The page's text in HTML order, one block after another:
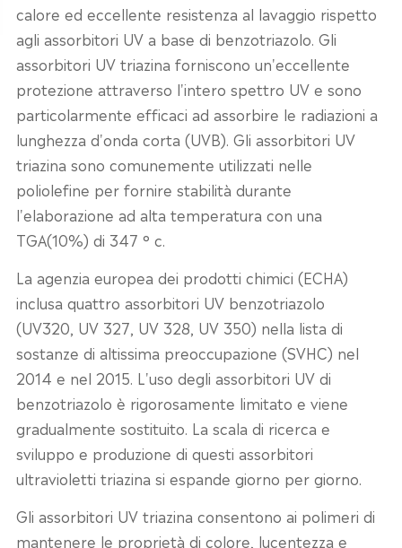
calore ed eccellente resistenza al lavaggio rispetto
agli assorbitori UV a base di benzotriazolo. Gli
assorbitori UV triazina forniscono un'eccellente
protezione attraverso l'intero spettro UV e sono
particolarmente efficaci ad assorbire le radiazioni a
lunghezza d'onda corta (UVB). Gli assorbitori UV
triazina sono comunemente utilizzati nelle
poliolefine per fornire stabilità durante
l'elaborazione ad alta temperatura con una
TGA(10%) di 347 ° c.
La agenzia europea dei prodotti chimici (ECHA)
inclusa quattro assorbitori UV benzotriazolo
(UV320, UV 327, UV 328, UV 350) nella lista di
sostanze di altissima preoccupazione (SVHC) nel
2014 e nel 2015. L'uso degli assorbitori UV di
benzotriazolo è rigorosamente limitato e viene
gradualmente sostituito. La scala di ricerca e
sviluppo e produzione di questi assorbitori
ultravioletti triazina si espande giorno per giorno.
Gli assorbitori UV triazina consentono ai polimeri di
mantenere le proprietà di colore, lucentezza e